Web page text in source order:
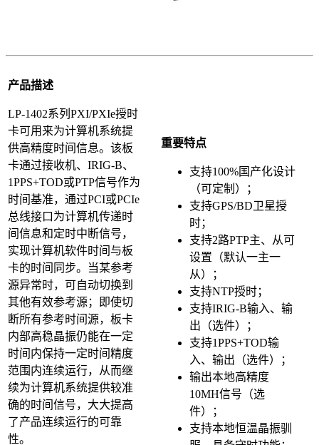
产品描述
LP-1402系列PXI/PXIe授时
卡可用来为计算机系统提
供高精度时间信息。该板
卡通过接收机、IRIG-B、
1PPS+TOD或PTP信号作为
时间基准，通过PCI或PCIe
总线接口为计算机传递时
间信息和定时中断信号，
实现计算机软件时间与板
卡的时间同步。当某参考
源异常时，可自动切换到
其他有效参考源；即使切
断所有参考时间源，板卡
内部高稳晶振仍能在一定
时间内保持一定时间精度
范围内连续运行，从而继
续为计算机系统提供较准
确的时间信号，大大提高
了产品连续运行的可靠
性。
重要特点
支持100%国产化设计
（可定制）；
支持GPS/BD卫星授
时；
支持2路PTP主、从可
设置（默认一主一
从）；
支持NTP授时；
支持IRIG-B输入、输
出（选件）；
支持1PPS+TOD输
入、输出（选件）；
输出本地高精度
10MH信号（选
件）；
支持本地恒温晶振驯